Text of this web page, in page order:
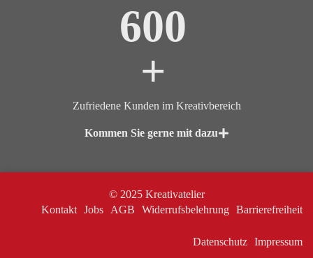
600
+
Zufriedene Kunden im Kreativbereich
Kommen Sie gerne mit dazu
© 2025 Kreativatelier
Kontakt Jobs AGB Widerrufsbelehrung Barrierefreiheit
Datenschutz Impressum